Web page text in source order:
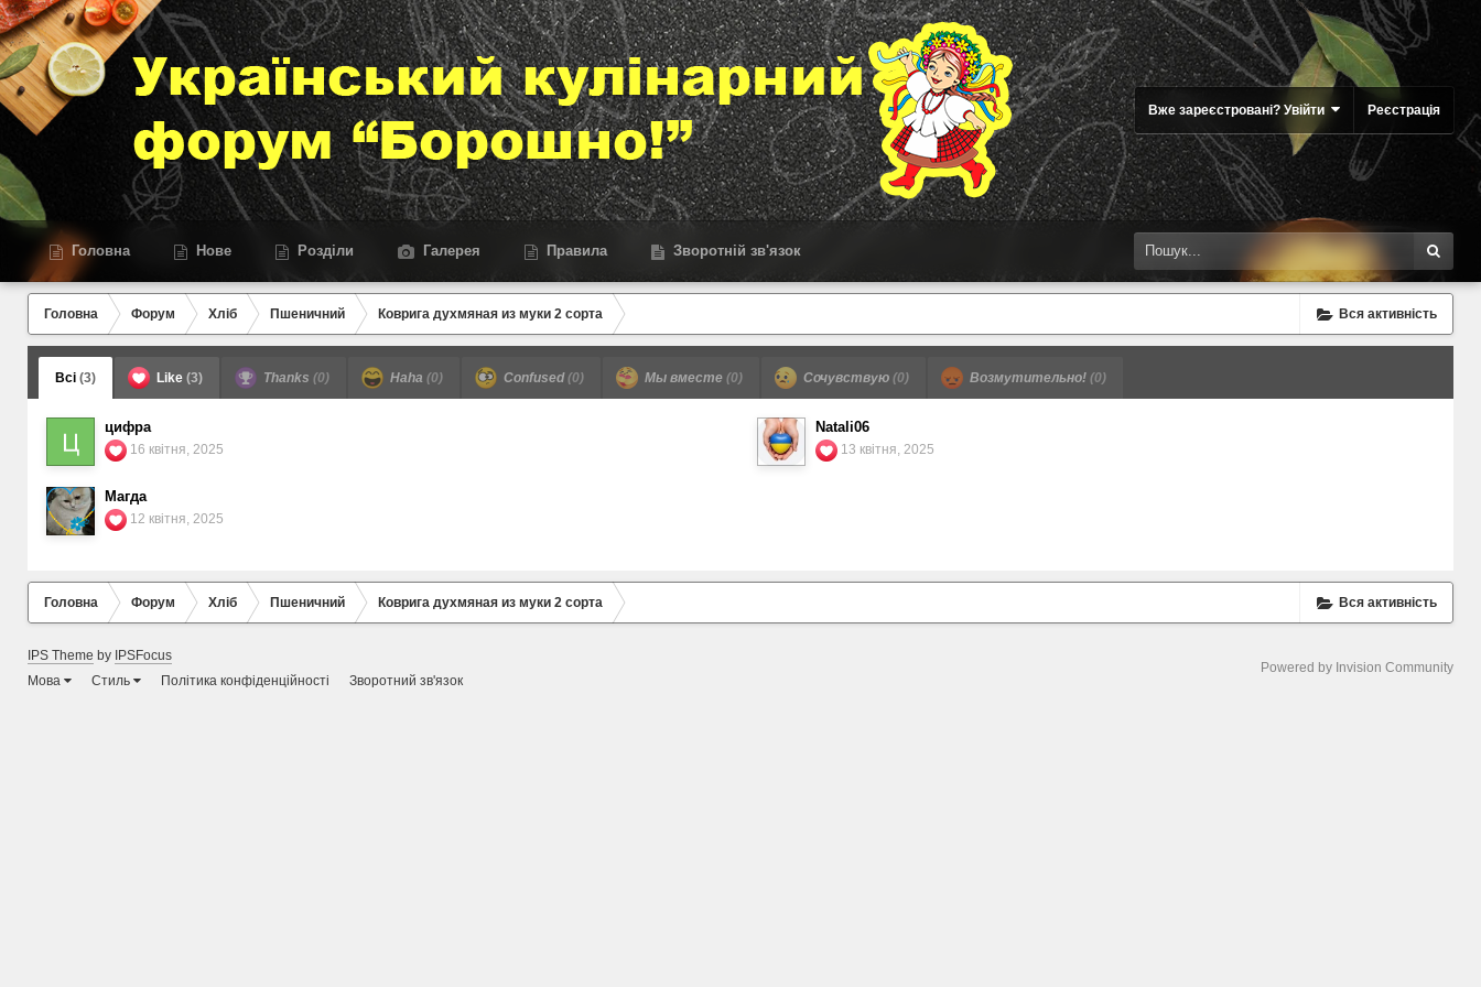
Вже зареєстровані? Увійти Реєстрація
Головна Нове Розділи Галерея Правила Зворотній зв'язок
Вся активність
Головна Форум Хліб Пшеничний Коврига духмяная из муки 2 сорта
Всі (3) Like (3) Thanks (0) Haha (0) Confused(0) Мы вместе (0) Сочувствую (0) Возмутительно! (0)
цифра
16 квітня, 2025
Natali06
13 квітня, 2025
Магда
12 квітня, 2025
Вся активність
Головна Форум Хліб Пшеничний Коврига духмяная из муки 2 сорта
IPS Theme by IPSFocus
Мова
Стиль Політика конфіденційності Зворотний зв'язок
Powered by Invision Community